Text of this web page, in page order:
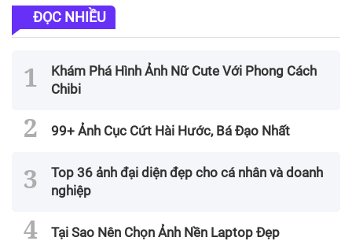
ĐỌC NHIỀU
Khám Phá Hình Ảnh Nữ Cute Với Phong Cách
Chibi
99+ Ảnh Cục Cứt Hài Hước, Bá Đạo Nhất
Top 36 ảnh đại diện đẹp cho cá nhân và doanh
nghiệp
Tại Sao Nên Chọn Ảnh Nền Laptop Đẹp